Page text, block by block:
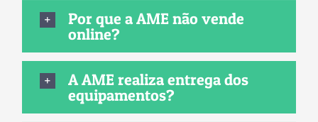
Por que a AME não vende
online?
A AME realiza entrega dos
equipamentos?